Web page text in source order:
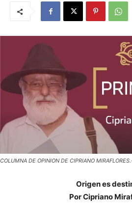
COLUMNA DE OPINION DE CIPRIANO
Origen es
Por Cipriano